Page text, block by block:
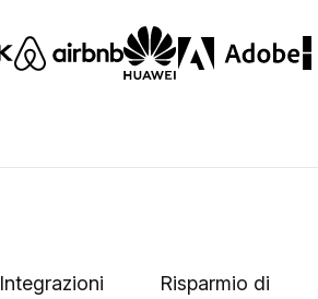
Integrazioni
Risparmio di